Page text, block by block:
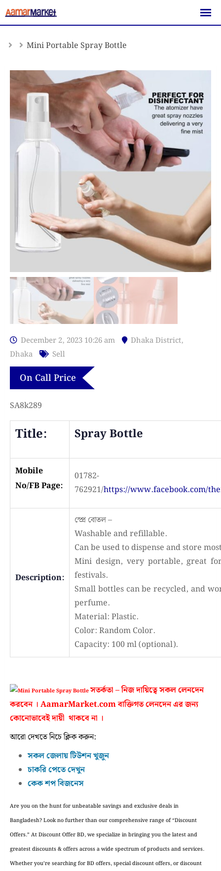
Skip
to
Mini Portable Spray Bottle
December 2, 2023 10:26 am Dhaka District,
Dhaka
Sell
On Call Price
SA8k289
Title: Spray Bottle
Mobile
No/FB Page:
01782-
762921/https://www.facebook.com/
Description:
স্প্রে বোতল –
Washable and refillable.
Can be used to dispense and store
Mini design, very portable, great
festivals.
Small bottles can be recycled, and
perfume.
Material: Plastic.
Color: Random Color.
Capacity: 100 ml (optional).
সতর্কতা – নিজ দায়িত্বে সকল লেনদেন
করবেন । AamarMarket.com বাক্তিগত লেনদেন এর জন্য
কোনোভাবেই দায়ী থাকবে না ।
আরো দেখতে নিচে ক্লিক করুন:
সকল জেলায় টিউশন খুজুন
চাকরি পেতে দেখুন
কেক শপ বিজনেস
Are you on the hunt for unbeatable savings and exclusive deals in
Bangladesh? Look no further than our comprehensive range of “Discount
Offers.” At Discount Offer BD, we specialize in bringing you the latest and
greatest discounts & offers across a wide spectrum of products and services.
Whether you’re searching for BD offers, special discount offers, or discount